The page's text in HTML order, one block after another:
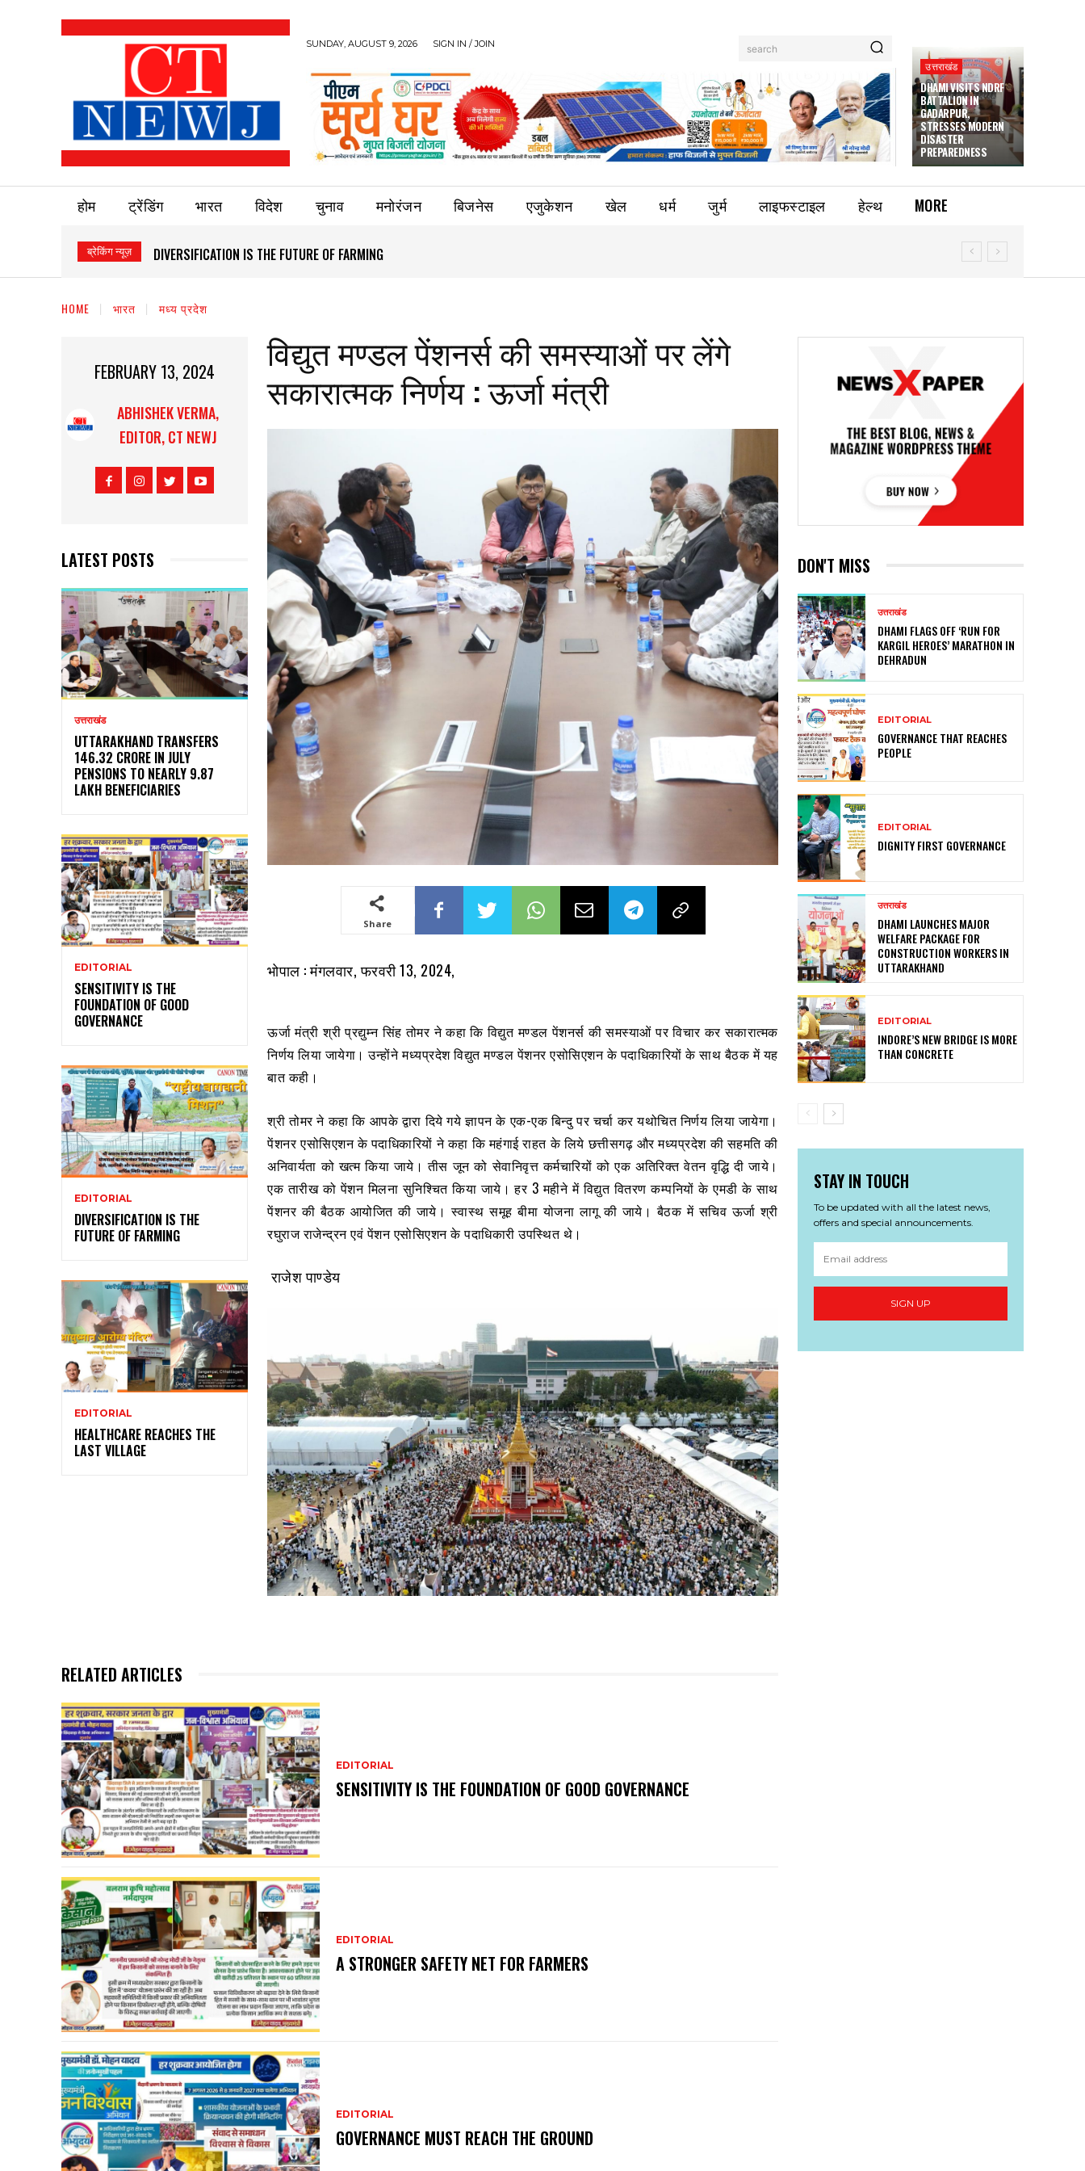
SUNDAY, AUGUST 9, 2026 SIGN IN / JOIN search
उत्तराखंड
DHAMI VISITS NDRF
BATTALION IN
GADARPUR,
STRESSES MODERN
DISASTER
PREPAREDNESS
होम ट्रेंडिंग भारत विदेश चुनाव मनोरंजन बिजनेस एजुकेशन खेल धर्म जुर्म लाइफस्टाइल हेल्थ MORE
ब्रेकिंग न्यूज़ DIVERSIFICATION IS THE FUTURE OF FARMING
HEALTHCARE REACHES THE LAST VILLAGE
HOME भारत मध्य प्रदेश
FEBRUARY 13, 2024
ABHISHEK VERMA,
EDITOR, CT NEWJ
LATEST POSTS
उत्तराखंड
UTTARAKHAND TRANSFERS
₹146.32 CRORE IN JULY
PENSIONS TO NEARLY 9.87
LAKH BENEFICIARIES
EDITORIAL
SENSITIVITY IS THE
FOUNDATION OF GOOD
GOVERNANCE
EDITORIAL
DIVERSIFICATION IS THE
FUTURE OF FARMING
EDITORIAL
HEALTHCARE REACHES THE
LAST VILLAGE
विद्युत मण्डल पेंशनर्स की समस्याओं पर लेंगे
सकारात्मक निर्णय : ऊर्जा मंत्री
Share
भोपाल : मंगलवार, फरवरी 13, 2024,
ऊर्जा मंत्री श्री प्रद्युम्न सिंह तोमर ने कहा कि विद्युत मण्डल पेंशनर्स की समस्याओं पर विचार कर सकारात्मक
निर्णय लिया जायेगा। उन्होंने मध्यप्रदेश विद्युत मण्डल पेंशनर एसोसिएशन के पदाधिकारियों के साथ बैठक में यह
बात कही।
श्री तोमर ने कहा कि आपके द्वारा दिये गये ज्ञापन के एक-एक बिन्दु पर चर्चा कर यथोचित निर्णय लिया जायेगा।
पेंशनर एसोसिएशन के पदाधिकारियों ने कहा कि महंगाई राहत के लिये छत्तीसगढ़ और मध्यप्रदेश की सहमति की
अनिवार्यता को खत्म किया जाये। तीस जून को सेवानिवृत्त कर्मचारियों को एक अतिरिक्त वेतन वृद्धि दी जाये।
एक तारीख को पेंशन मिलना सुनिश्चित किया जाये। हर 3 महीने में विद्युत वितरण कम्पनियों के एमडी के साथ
पेंशनर की बैठक आयोजित की जाये। स्वास्थ समूह बीमा योजना लागू की जाये। बैठक में सचिव ऊर्जा श्री
रघुराज राजेन्द्रन एवं पेंशन एसोसिएशन के पदाधिकारी उपस्थित थे।
राजेश पाण्डेय
RELATED ARTICLES
EDITORIAL
SENSITIVITY IS THE FOUNDATION OF GOOD GOVERNANCE
EDITORIAL
A STRONGER SAFETY NET FOR FARMERS
EDITORIAL
GOVERNANCE MUST REACH THE GROUND
DON'T MISS
उत्तराखंड
DHAMI FLAGS OFF ‘RUN FOR
KARGIL HEROES’ MARATHON IN
DEHRADUN
EDITORIAL
GOVERNANCE THAT REACHES
PEOPLE
EDITORIAL
DIGNITY FIRST GOVERNANCE
उत्तराखंड
DHAMI LAUNCHES MAJOR
WELFARE PACKAGE FOR
CONSTRUCTION WORKERS IN
UTTARAKHAND
EDITORIAL
INDORE’S NEW BRIDGE IS MORE
THAN CONCRETE
STAY IN TOUCH
To be updated with all the latest news,
offers and special announcements.
SIGN UP